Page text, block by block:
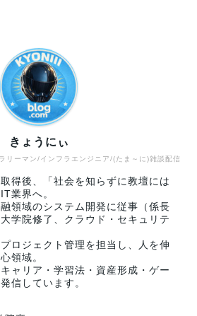
リーマン/インフラエンジニア/(たま～に)雑談配信
きょうにぃ
得後、「社会を知らずに教壇には
業界へ。
領域のシステム開発に従事（係長
学院修了、クラウド・セキュリテ
ロジェクト管理を担当し、人を伸
領域。
ャリア・学習法・資産形成・ゲー
信しています。